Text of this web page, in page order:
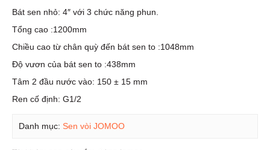
Bát sen nhỏ: 4″ với 3 chức năng phun.
Tổng cao :1200mm
Chiều cao từ chân quỳ đến bát sen to :1048mm
Độ vươn của bát sen to :438mm
Tâm 2 đầu nước vào: 150 ± 15 mm
Ren cố định: G1/2
Danh mục: Sen vòi JOMOO